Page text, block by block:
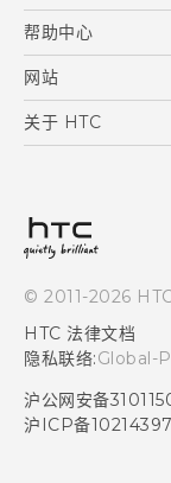
区块链智能手机
VIVE
帮助中心
在线客服
支援与服务
产品保固说明
网站
HTC Dev
关于 HTC
投资人
加入HTC
© 2011-2026
HTC 法律文档
隐私联络:Global-
沪公网安备
沪ICP备